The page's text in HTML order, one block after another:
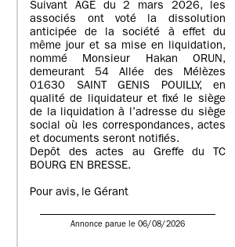
Suivant AGE du 2 mars 2026, les
associés ont voté la dissolution
anticipée de la société à effet du
même jour et sa mise en liquidation,
nommé Monsieur Hakan ORUN,
demeurant 54 Allée des Mélèzes
01630 SAINT GENIS POUILLY, en
qualité de liquidateur et fixé le siège
de la liquidation à l’adresse du siège
social où les correspondances, actes
et documents seront notifiés.
Depôt des actes au Greffe du TC
BOURG EN BRESSE.
Pour avis, le Gérant
Annonce parue le 06/08/2026